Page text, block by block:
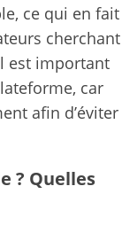
ce qui en fait
cherchant
est important
car
afin d’éviter
? Quelles